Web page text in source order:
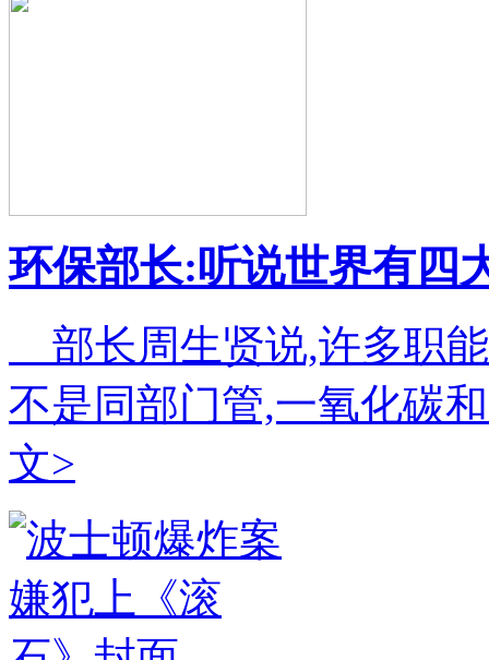
环保部长:听说世界有四
部长周生贤说,许多职
不是同部门管,一氧化碳
文>